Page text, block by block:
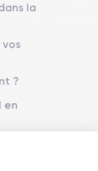
la
?
en